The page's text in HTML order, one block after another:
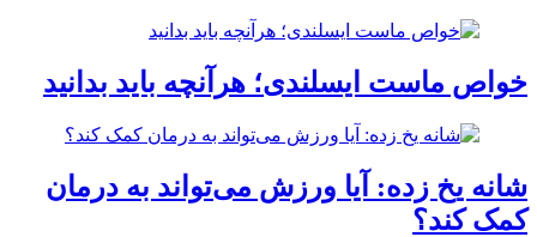
خواص ماست ایسلندی؛ هرآنچه باید بدانید
شانه یخ زده: آیا ورزش می‌تواند به درمان
کمک کند؟